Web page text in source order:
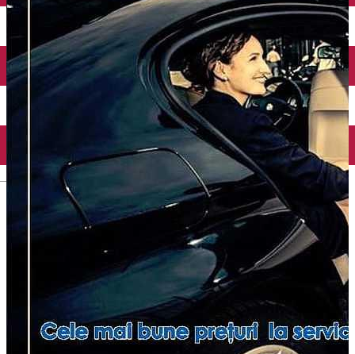
Închirieri auto
Închirieri biciclete
Taxi
Încărcare vehicule electrice